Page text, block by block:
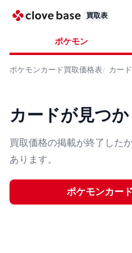
買取表
ポケモン
ポケモンカード買取価格表 カー
カードが見つ
買取価格の掲載が終了した
あります。
ポケモンカード